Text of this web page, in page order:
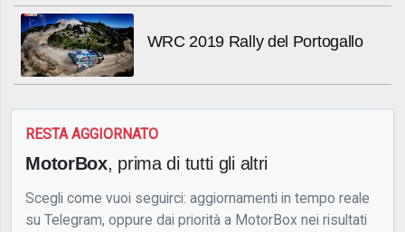
WRC 2019 Rally del Portogallo
RESTA AGGIORNATO
MotorBox, prima di tutti gli altri
Scegli come vuoi seguirci: aggiornamenti in tempo reale
su Telegram, oppure dai priorità a MotorBox nei risultati